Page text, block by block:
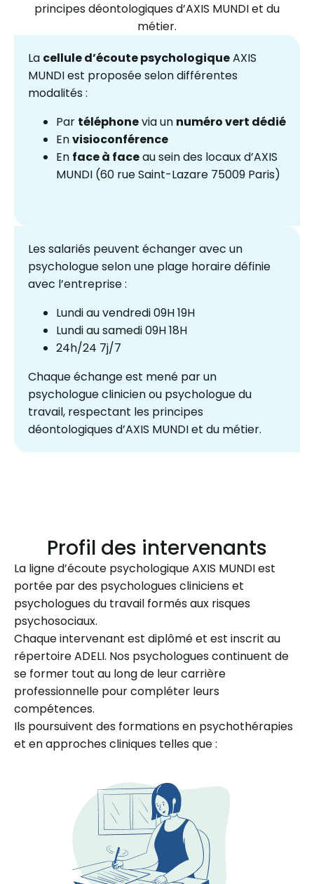
principes déontologiques d’AXIS MUNDI et du
métier.
La cellule d’écoute psychologiqueAXIS
MUNDI est proposée selon différentes
modalités :
Par téléphonevia un numéro vert dédié
Envisioconférence
En face à faceau sein des locaux d’AXIS
MUNDI (60 rue Saint-Lazare 75009 Paris)
Les salariés peuvent échanger avec un
psychologue selon une plage horaire définie
avec l’entreprise :
Lundi au vendredi 09H 19H
Lundi au samedi 09H 18H
24h/24 7j/7
Chaque échange est mené par un
psychologue clinicien ou psychologue du
travail, respectant les principes
déontologiques d’AXIS MUNDI et du métier.
Profil des intervenants
La ligne d’écoute psychologique AXIS MUNDI est
portée par des psychologues cliniciens et
psychologues du travail formés aux risques
psychosociaux.
Chaque intervenant est diplômé et est inscrit au
répertoire ADELI. Nos psychologues continuent de
se former tout au long de leur carrière
professionnelle pour compléter leurs
compétences.
Ils poursuivent des formations en psychothérapies
et en approches cliniques telles que :